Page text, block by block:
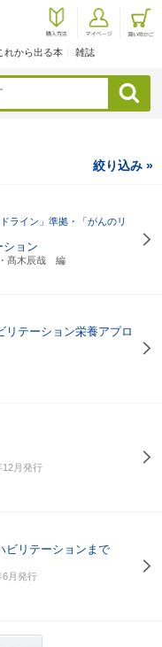
れから出る本 雑誌
検索
絞り込み »
ライン」準拠・「がんのリ
ション
髙木辰哉 編
リテーション栄養アプロ
12月発行
ビリテーションまで
6月発行